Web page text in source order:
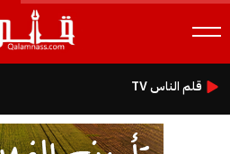
قلم الناس TV